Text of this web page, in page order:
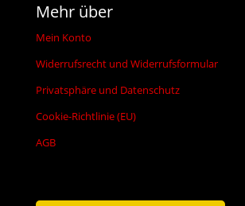
Mehr über
Mein Konto
Widerrufsrecht und Widerrufsformular
Privatsphäre und Datenschutz
Cookie-Richtlinie (EU)
AGB